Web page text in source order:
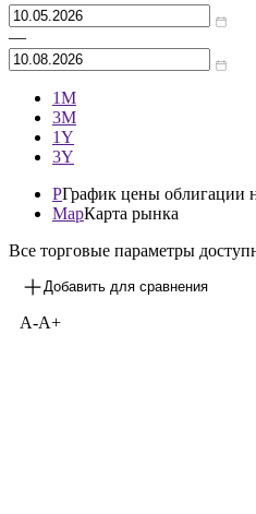
—
1М
3М
1Y
3Y
PГрафик цены облигации
MapКарта рынка
Все торговые параметры
Добавить для сравнения